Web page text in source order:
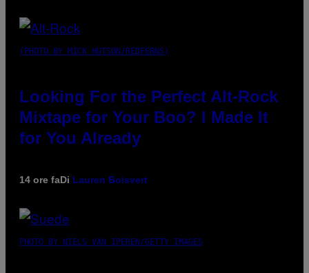
(PHOTO BY MICK HUTSON/REDFERNS)
Looking For the Perfect Alt-Rock
Mixtape for Your Boo? I Made It
for You Already
14 ore faDi Lauren Boisvert
PHOTO BY NIELS VAN IPEREN/GETTY IMAGES